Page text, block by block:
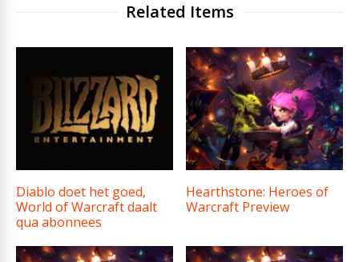
Related Items
Diablo doet het goed,
World of Warcraft daalt
qua abonnees
Hearthstone: Heroes of
Warcraft Preview